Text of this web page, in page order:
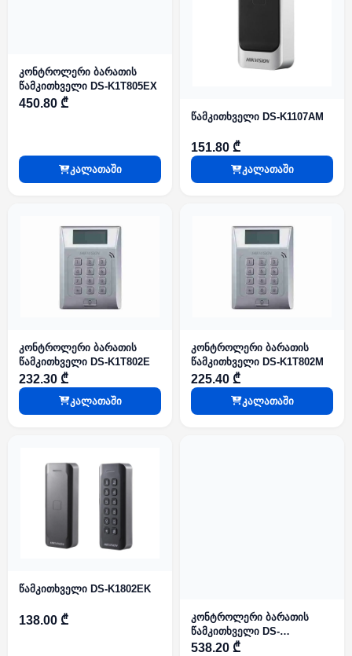
კონტროლერი ბარათის
წამკითხველი DS-K1T805EX
450.80 ₾
კალათაში
წამკითხველი DS-K1107AM
151.80 ₾
კალათაში
კონტროლერი ბარათის
წამკითხველი DS-K1T802E
232.30 ₾
კალათაში
კონტროლერი ბარათის
წამკითხველი DS-K1T802M
225.40 ₾
კალათაში
წამკითხველი DS-K1802EK
138.00 ₾
კონტროლერი ბარათის
წამკითხველი DS-
K1T805EBFWX
538.20 ₾